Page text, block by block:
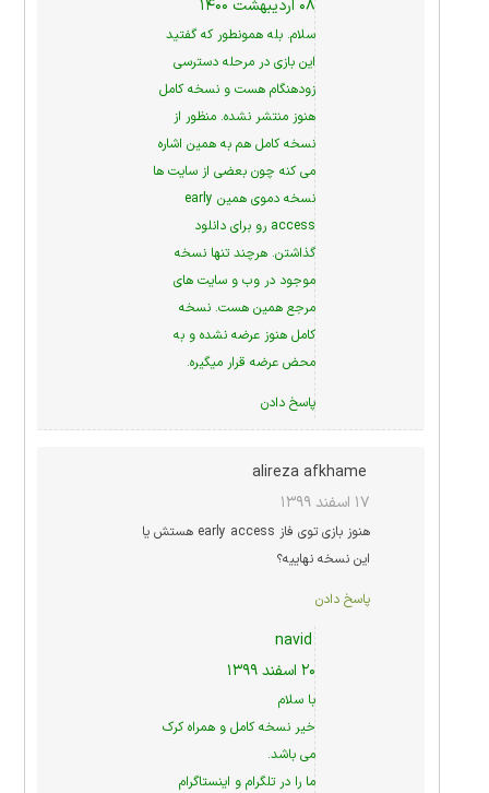
۰۸ اردیبهشت ۱۴۰۰
سلام. بله همونطور که گفتید
این بازی در مرحله دسترسی
زودهنگام هست و نسخه کامل
هنوز منتشر نشده. منظور از
نسخه کامل هم به همین اشاره
می کنه چون بعضی از سایت ها
نسخه دموی همین early
access رو برای دانلود
گذاشتن. هرچند تنها نسخه
موجود در وب و سایت های
مرجع همین هست. نسخه
کامل هنوز عرضه نشده و به
محض عرضه قرار میگیره.
پاسخ دادن
alireza afkhame
۱۷ اسفند ۱۳۹۹
هنوز بازی توی فاز early access هستش یا
این نسخه نهاییه؟
پاسخ دادن
navid
۲۰ اسفند ۱۳۹۹
با سلام
خیر نسخه کامل و همراه کرک
می باشد.
ما را درتلگرام و اینستاگرام